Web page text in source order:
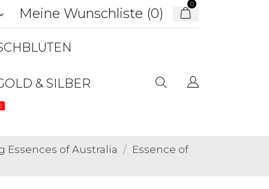
Meine Wunschliste (0)
0
& SILBER
Essences of Australia
Essence of